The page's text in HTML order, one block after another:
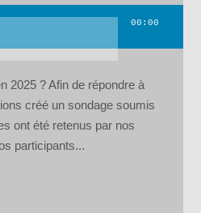
00:00
2025 ? Afin de répondre à
créé un sondage soumis
ont été retenus par nos
participants...